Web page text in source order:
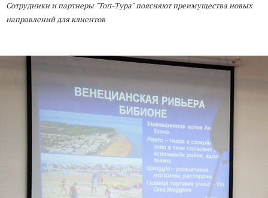
Сотрудники и партнеры "Топ-Тура" поясняют преимущества новых
направлений для клиентов